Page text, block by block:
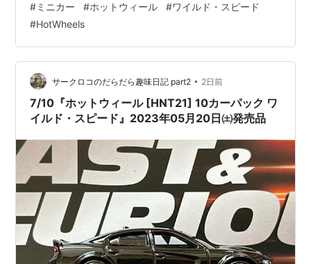
【車種】日産 スカイライン GT-R ［BNR32］（限
定）’68 ダッジ チャージャー（限定）’95 三菱エクリプ
ス’87 ビュイック リーガル GNX’70 フォード エスコート
RS1600アイスチャージャー’2…
#ミニカー #ホットウィール #ワイルド・スピード
#HotWheels
サークロコのだらだら趣味日記 part2 • 2日前
7/10『ホットウィール [HNT21] 10カーパック ワ
イルド・スピード』2023年05月20日㈯発売品